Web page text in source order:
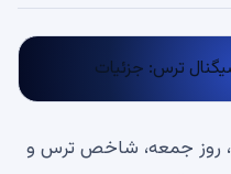
بر اساس داده‌های CryptoQuant، روز جمعه، شاخص ترس و